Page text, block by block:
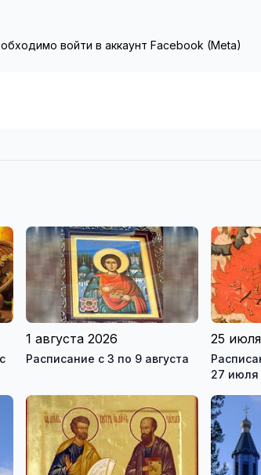
войти в аккаунт Facebook (Meta)
1 августа 2026
Расписание с 3 по 9 августа
25
27 июля